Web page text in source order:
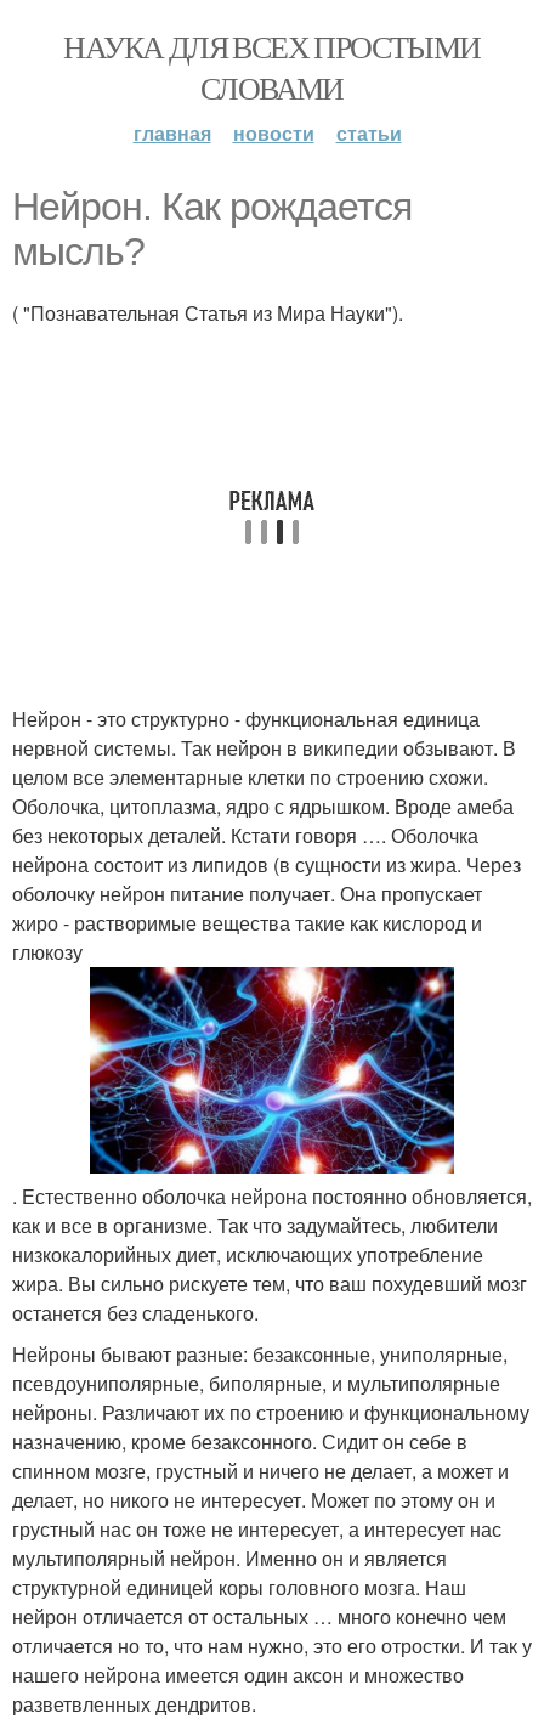
НАУКА ДЛЯ ВСЕХ ПРОСТЫМИ
СЛОВАМИ
главная новости статьи
Нейрон. Как рождается
мысль?
( "Познавательная Статья из Мира Науки").
Нейрон - это структурно - функциональная единица
нервной системы. Так нейрон в википедии обзывают. В
целом все элементарные клетки по строению схожи.
Оболочка, цитоплазма, ядро с ядрышком. Вроде амеба
без некоторых деталей. Кстати говоря …. Оболочка
нейрона состоит из липидов (в сущности из жира. Через
оболочку нейрон питание получает. Она пропускает
жиро - растворимые вещества такие как кислород и
глюкозу
. Естественно оболочка нейрона постоянно обновляется,
как и все в организме. Так что задумайтесь, любители
низкокалорийных диет, исключающих употребление
жира. Вы сильно рискуете тем, что ваш похудевший мозг
останется без сладенького.
Нейроны бывают разные: безаксонные, униполярные,
псевдоуниполярные, биполярные, и мультиполярные
нейроны. Различают их по строению и функциональному
назначению, кроме безаксонного. Сидит он себе в
спинном мозге, грустный и ничего не делает, а может и
делает, но никого не интересует. Может по этому он и
грустный нас он тоже не интересует, а интересует нас
мультиполярный нейрон. Именно он и является
структурной единицей коры головного мозга. Наш
нейрон отличается от остальных … много конечно чем
отличается но то, что нам нужно, это его отростки. И так у
нашего нейрона имеется один аксон и множество
разветвленных дендритов.